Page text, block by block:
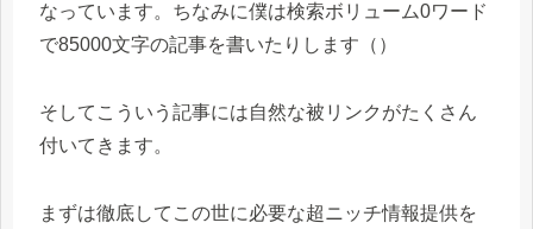
なっています。ちなみに僕は検索ボリューム0ワード
で85000文字の記事を書いたりします（）
そしてこういう記事には自然な被リンクがたくさん
付いてきます。
まずは徹底してこの世に必要な超ニッチ情報提供を